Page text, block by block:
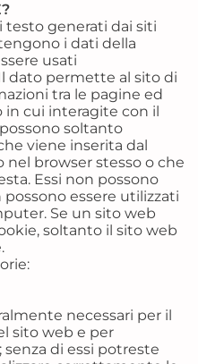
testo generati dai siti
i dati della
usati
dato permette al sito di
tra le pagine ed
in cui interagite con il
soltanto
viene inserita dal
nel browser stesso o che
Essi non possono
essere utilizzati
Se un sito web
soltanto il sito web
necessari per il
sito web e per
di essi potreste